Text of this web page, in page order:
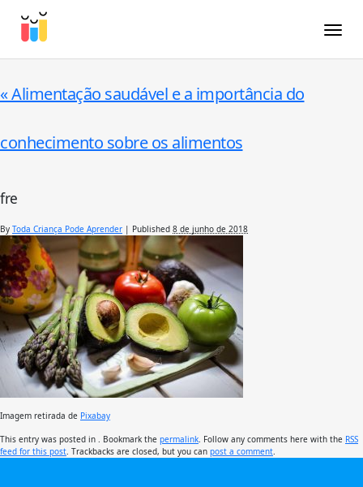
«Alimentação saudável e a importância do
conhecimento sobre os alimentos
fre
By Toda Criança Pode Aprender | Published 8 de junho de 2018
Imagem retirada de Pixabay
This entry was posted in . Bookmark the permalink . Follow any comments here with the RSS
feed for this post . Trackbacks are closed, but you can post a comment